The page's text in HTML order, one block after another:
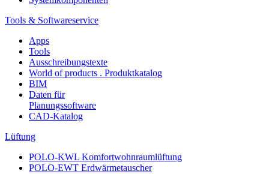
Tools & Softwareservice
Apps
Tools
Ausschreibungstexte
World of products . Produktkatalog
BIM
Daten für
Planungssoftware
CAD-Katalog
Lüftung
POLO-KWL Komfortwohnraumlüftung
POLO-EWT Erdwärmetauscher